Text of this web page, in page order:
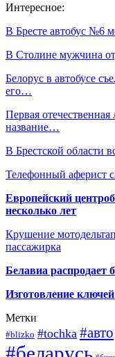
Интересное:
В Бресте автобус №6
В Столине мужчина
Белорус в автобусе
его…
Первая
название…
В Брестской области
Телефонный аферист
Европейский
несколько лет
Крушение
пассажирка
Белавиа
Изготовление
Метки
#blizko #tochka #авто